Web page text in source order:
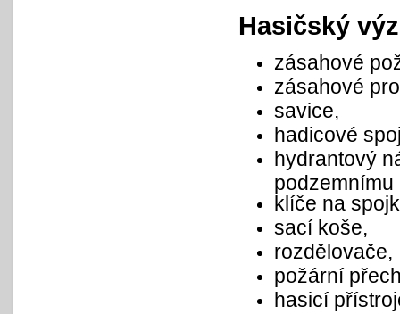
Hasičský
zásahové
zásahové
savice,
hadicové
hydrantový
podzemnímu
klíče na
sací koše,
rozdělovače,
požární
hasicí